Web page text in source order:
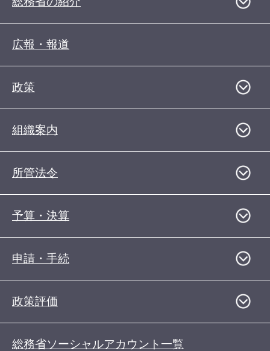
広報・報道
政策
組織案内
所管法令
予算・決算
申請・手続
政策評価
総務省ソーシャルアカウント一覧